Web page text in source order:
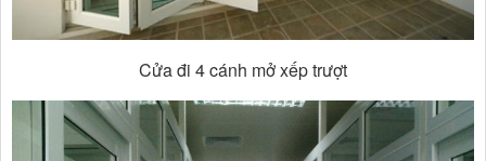
Cửa đi 4 cánh mở xếp trượt